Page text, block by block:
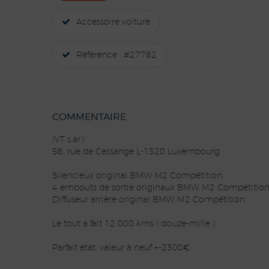
Accessoire voiture
Référence : #27782
COMMENTAIRE
IVT s.àr.l
56, rue de Cessange L-1320 Luxembourg.
Silencieux original BMW M2 Compétition.
4 embouts de sortie originaux BMW M2
Diffuseur arrière original BMW M2 Compétition.
Le tout a fait 12 000 kms ( douze-mille ).
Parfait état, valeur à neuf +-2300€.